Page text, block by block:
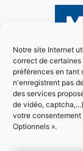
Notre site Internet
correct de
préférences en tant
n'enregistrent pas
des services
de vidéo,
votre consentement
Optionnels ».